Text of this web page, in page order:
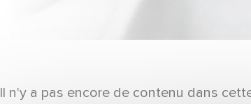
Il n'y a pas encore de contenu dans